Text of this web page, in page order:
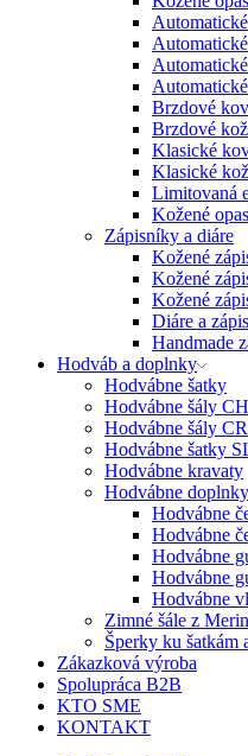
Brzdové
Brzdové
Klasické
Klasické
Limitovaná
Kožené
Zápisníky a diáre
Kožené
Kožené
Kožené
Diáre a
Handmade
Hodváb a doplnky
Hodvábne šatky
Hodvábne šály
Hodvábne šály
Hodvábne šatky
Hodvábne kravaty
Hodvábne
Hodvábne
Hodvábne
Hodvábne
Hodvábne
Hodvábne
Zimné šále z
Šperky ku šatkám
Zákazková výroba
Spolupráca B2B
KTO SME
KONTAKT